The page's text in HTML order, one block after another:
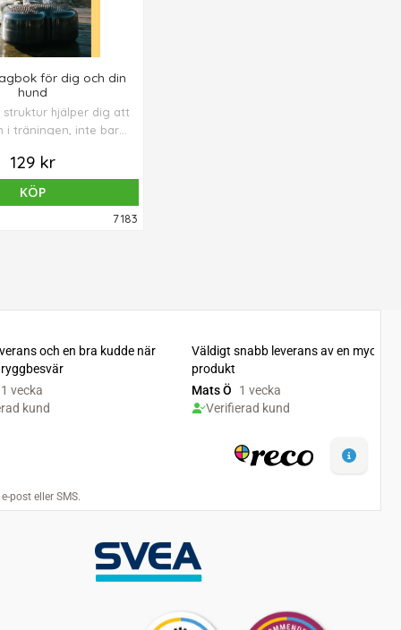
för dig och din
hund
struktur hjälper dig att
i träningen, inte bara
dagsformen
detaljerna som ofta
stora skillnaden.
129 kr
KÖP
7183